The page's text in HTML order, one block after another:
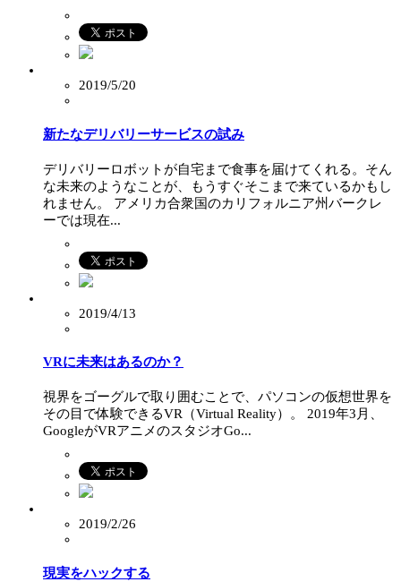
2019/5/20
新たなデリバリーサービスの試み
デリバリーロボットが自宅まで食事を届けてくれる。そん
な未来のようなことが、もうすぐそこまで来ているかもし
れません。 アメリカ合衆国のカリフォルニア州バークレ
ーでは現在...
2019/4/13
VRに未来はあるのか？
視界をゴーグルで取り囲むことで、パソコンの仮想世界を
その目で体験できるVR（Virtual Reality）。 2019年3月、
GoogleがVRアニメのスタジオGo...
2019/2/26
現実をハックする